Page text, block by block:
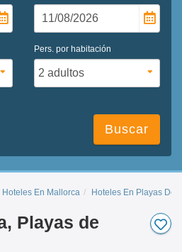
Pers. por habitación
Buscar
Hoteles En Mallorca Hoteles En Playas De
Playas de